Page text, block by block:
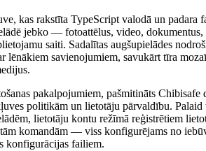
kas rakstīta TypeScript valodā un padara
jebko — fotoattēlus, video, dokumentus,
saiti. Sadalītas augšupielādes
lēnākiem savienojumiem, savukārt tīra
pakalpojumiem, pašmitināts Chibisafe
politikām un lietotāju pārvaldību. Palaid
lietotāju kontu režīmā reģistrētiem
komandām — viss konfigurējams no
konfigurācijas failiem.